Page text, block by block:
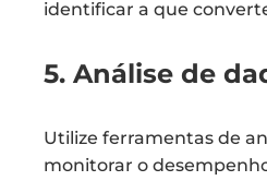
identificar a que
5. Análise de
Utilize ferramentas de
monitorar o